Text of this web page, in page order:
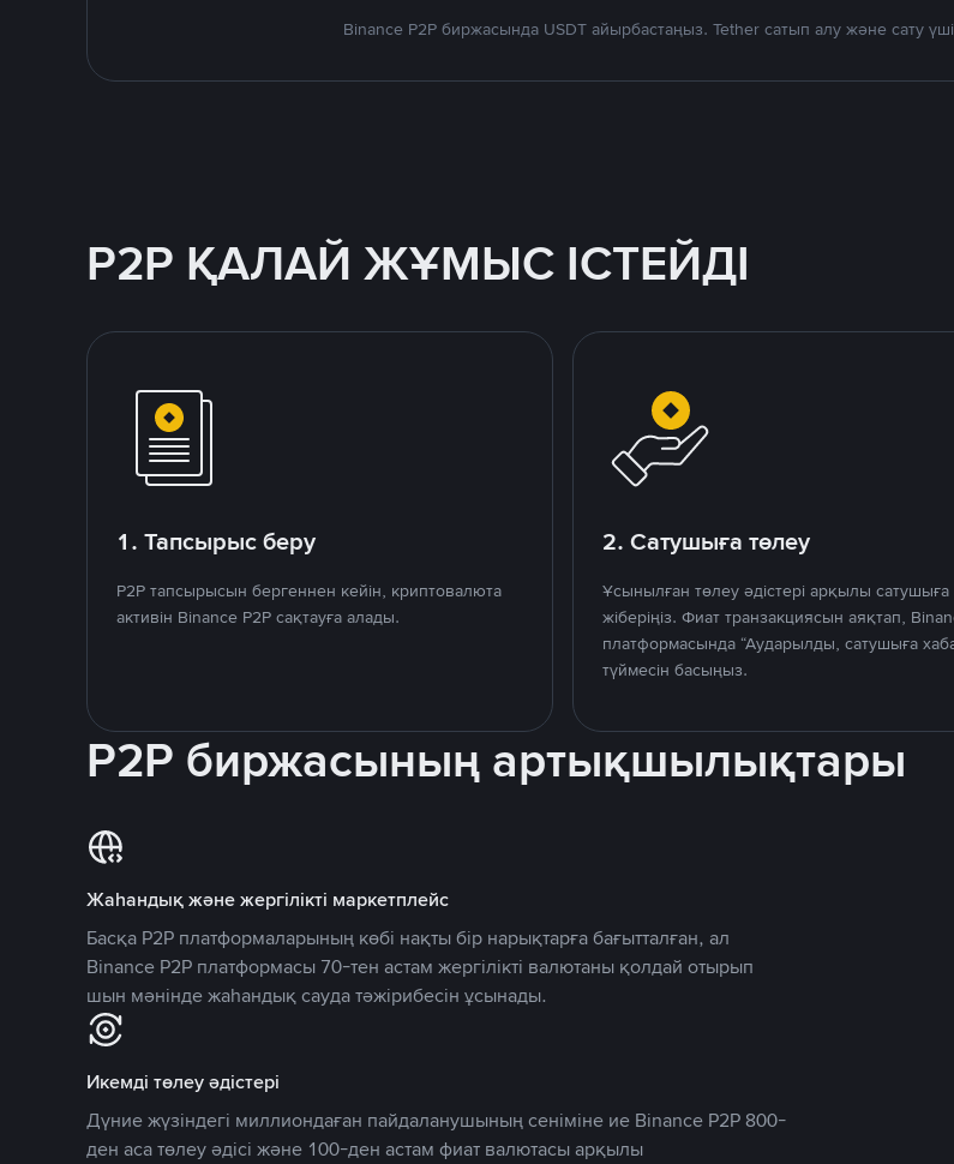
Binance P2P биржасында USDT айырбастаңыз. Tether сатып алу және сату
P2P ҚАЛАЙ ЖҰМЫС ІСТЕЙДІ
1. Тапсырыс беру
P2P тапсырысын бергеннен кейін, криптовалюта
активін Binance P2P сақтауға алады.
2. Сатушыға төлеу
Ұсынылған төлеу әдістері арқылы
жіберіңіз. Фиат транзакциясын аяқтап,
платформасында “Аударылды, сатушыға
түймесін басыңыз.
P2P биржасының артықшылықтары
Жаһандық және жергілікті маркетплейс
Басқа P2P платформаларының көбі нақты бір нарықтарға бағытталған, ал
Binance P2P платформасы 70-тен астам жергілікті валютаны қолдай отырып
шын мәнінде жаһандық сауда тәжірибесін ұсынады.
Икемді төлеу әдістері
Дүние жүзіндегі миллиондаған пайдаланушының сеніміне ие Binance P2P 800-
ден аса төлеу әдісі және 100-ден астам фиат валютасы арқылы